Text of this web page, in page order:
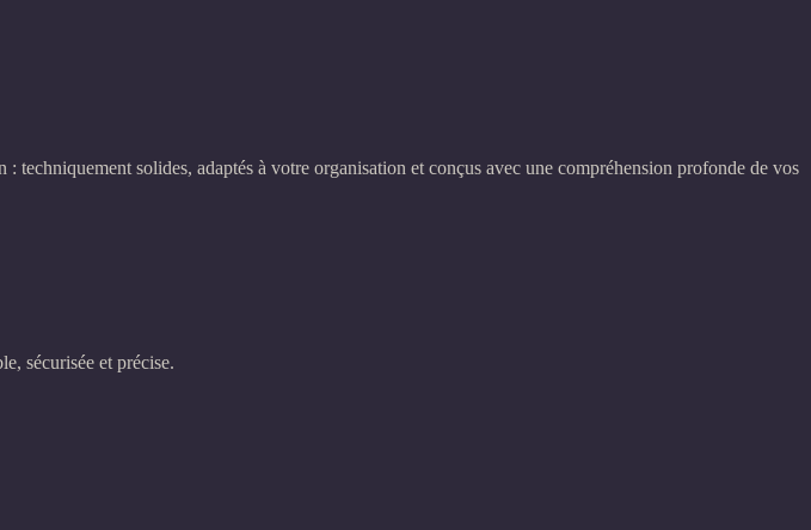
solides, adaptés à votre organisation et conçus avec une compréhension profonde de vos
sécurisée et précise.